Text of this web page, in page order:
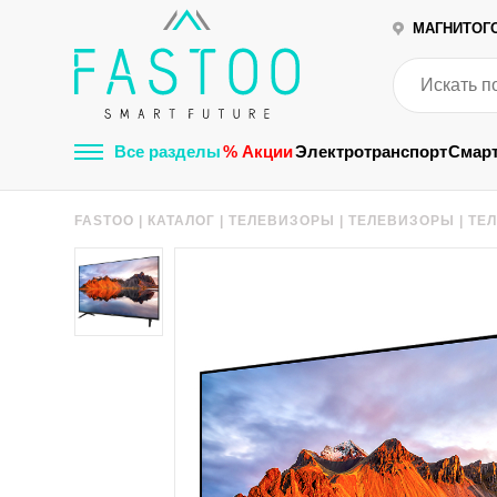
Все разделы% АкцииЭлектротранспорт
FASTOO КАТАЛОГ |ТЕЛЕВИЗОРЫ |ТЕЛЕВИЗОРЫ |